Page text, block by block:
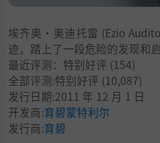
埃齐奥·奥迪托雷 (Ezio
迹，踏上了一段危险的发现和启
最近评测： 特别好评 (154)
全部评测:特别好评 (10,087)
发行日期:2011 年 12 月 1 日
开发商:育碧蒙特利尔
发行商:育碧